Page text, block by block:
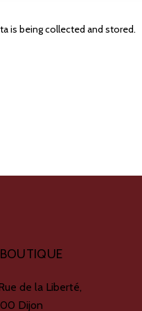
is being collected and stored.
de la Liberté,
Dijon